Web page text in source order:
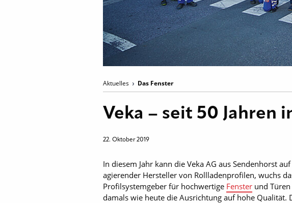
Aktuelles Das Fenster
Veka – seit 50
22. Oktober 2019
In diesem Jahr kann die Veka AG aus Sendenhorst
agierender Hersteller von Rollladenprofilen, wuchs
Profilsystemgeber für hochwertige Fenster und
damals wie heute die Ausrichtung auf hohe Qualität.